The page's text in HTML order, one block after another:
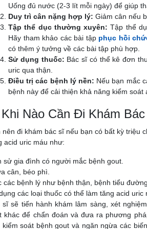
Uống đủ nước (2-3 lít mỗi ngày) để giúp
Duy trì cân nặng hợp lý: Giảm cân nếu
Tập thể dục thường xuyên: Tập thể
Hãy tham khảo các bài tập phục hồi
có thêm ý tưởng về các bài tập phù hợp.
Sử dụng thuốc: Bác sĩ có thể kê đơn
uric qua thận.
Điều trị các bệnh lý nền: Nếu bạn mắc
bệnh này để cải thiện khả năng kiểm soát
Nào Cần Đi Khám
nên đi khám bác sĩ nếu bạn có bất kỳ triệu
acid uric máu như:
sử gia đình có người mắc bệnh gout.
cân, béo phì.
các bệnh lý như bệnh thận, bệnh tiểu
các loại thuốc có thể làm tăng acid uric
sĩ sẽ tiến hành khám lâm sàng, xét
khác để chẩn đoán và đưa ra phương
kiểm soát bệnh gout và ngăn ngừa các